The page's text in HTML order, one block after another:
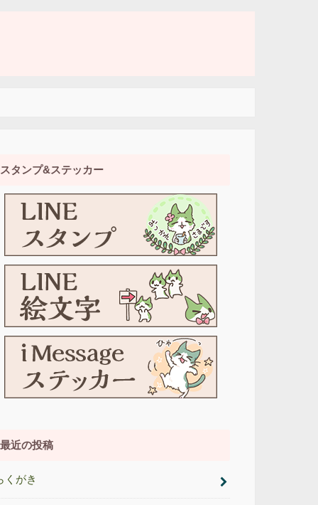
スタンプ&ステッカー
最近の投稿
くがき